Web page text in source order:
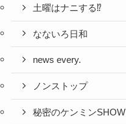
土曜はナニする⁉
なないろ日和
news every.
ノンストップ
秘密のケンミンSHOW